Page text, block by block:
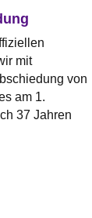
mit
von
am 1.
37 Jahren